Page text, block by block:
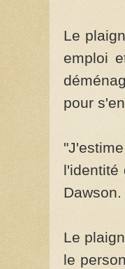
Le
emploi
pour
l'identité
Dawson.
Le
le